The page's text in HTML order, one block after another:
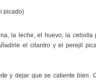
picado)
la leche, el huevo, la
el cilantro y el perejil
y dejar que se caliente bien.